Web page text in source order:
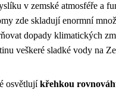
v zemské atmosféře a
zde skladují enormní
dopady klimatických
veškeré sladké vody na
osvětlujíkřehkou